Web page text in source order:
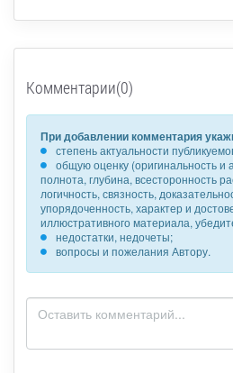
Комментарии(0)
При добавлении комментария
степень актуальности
общую оценку (оригинальность и
полнота, глубина, всесторонность
логичность, связность,
упорядоченность, характер и
иллюстративного материала,
недостатки, недочеты;
вопросы и пожелания Автору.